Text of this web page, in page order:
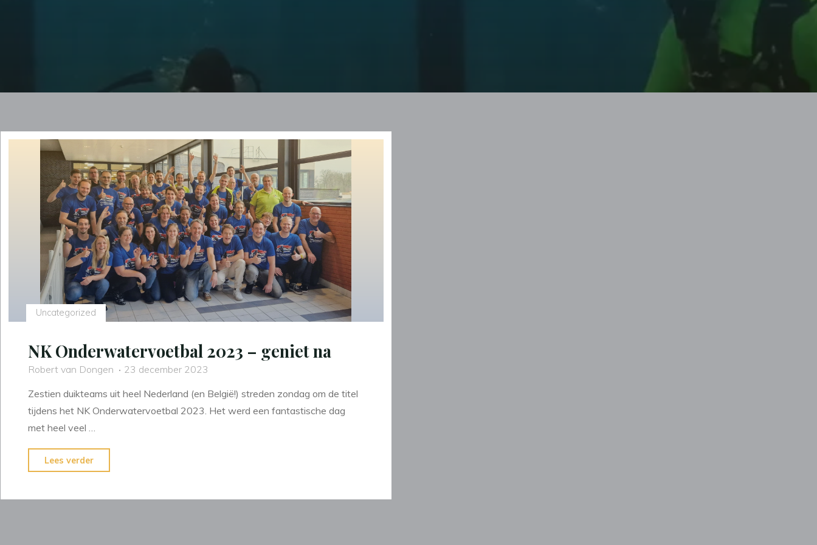
Uncategorized
NK Onderwatervoetbal 2023 – geniet na
Robert van Dongen
23 december 2023
Zestien duikteams uit heel Nederland (en België!) streden zondag om de titel
tijdens het NK Onderwatervoetbal 2023. Het werd een fantastische dag
met heel veel …
Lees verder